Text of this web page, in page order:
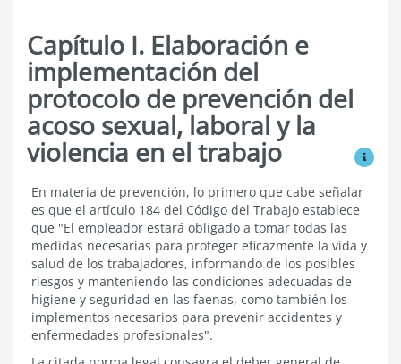
Capítulo I. Elaboración e
implementación del
protocolo de prevención del
acoso sexual, laboral y la
violencia en el trabajo Ver
Elaboración
e
implementación
del
protocolo
de
prevención
del
acoso
sexual,
laboral
y
En materia de prevención, lo primero que cabe señalar
es que el artículo 184 del Código del Trabajo establece
que "El empleador estará obligado a tomar todas las
medidas necesarias para proteger eficazmente la vida y
salud de los trabajadores, informando de los posibles
riesgos y manteniendo las condiciones adecuadas de
higiene y seguridad en las faenas, como también los
implementos necesarios para prevenir accidentes y
enfermedades profesionales".